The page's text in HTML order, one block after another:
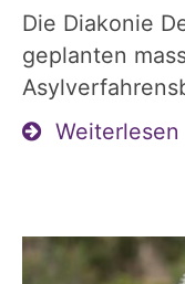
Die Diakonie
geplanten
Weiterlesen